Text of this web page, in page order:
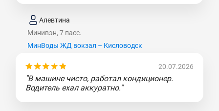
Алевтина
Минивэн, 7 пасс.
МинВоды ЖД вокзал – Кисловодск
20.07.2026
"В машине чисто, работал кондиционер.
Водитель ехал аккуратно."